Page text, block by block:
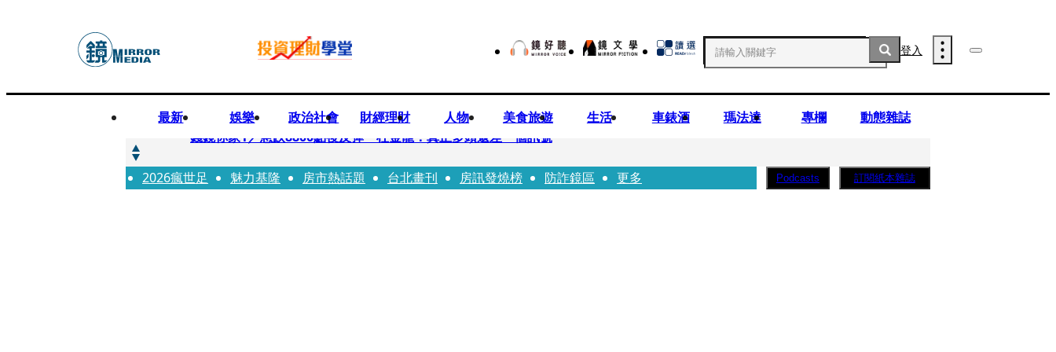
登入
最新 娛樂 政治社會 財經理財 人物 美食旅遊 生活 車錶酒 瑪法達 專欄 動態雜誌
快訊
錢鏡你家1／急跌8800點後反彈 杜金龍：真正多頭還差一個訊號
快訊
鏡大咖／一起往好命路出發 唐綺陽
2026瘋世足 魅力基隆 房市熱話題 台北畫刊 房訊發燒榜 防詐鏡區 更多 Podcasts 訂閱紙本雜誌